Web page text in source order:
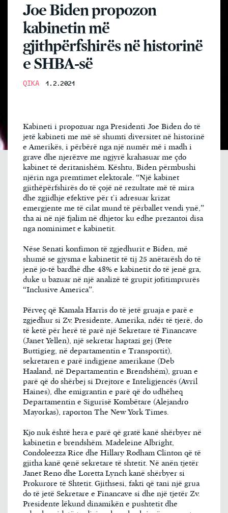
Joe Biden propozon
kabinetin më
gjithpërfshirës në historinë
e SHBA-së
QIKA 1.2.2021
Kabineti i propozuar nga Presidenti Joe Biden do të
jetë kabineti me më së shumti diversitet në historinë
e Amerikës, i përbërë nga një numër më i madh i
grave dhe njerëzve me ngjyrë krahasuar me çdo
kabinet të deritanishëm. Kështu, Biden përmbushi
njërin nga premtimet elektorale. “Një kabinet
gjithëpërfshirës do të çojë në rezultate më të mira
dhe zgjidhje efektive për t`i adresuar krizat
emergjente me të cilat mund të përballet vendi ynë,”
tha ai në një fjalim në dhjetor ku edhe prezantoi disa
nga nominimet e kabinetit.
Nëse Senati konfimon të zgjedhurit e Biden, më
shumë se gjysma e kabinetit të tij 25 anëtarësh do të
jenë jo-të bardhë dhe 48% e kabinetit do të jenë gra,
duke u bazuar në një analizë të grupit jofitimprurës
“Inclusive America”.
Përveç që Kamala Harris do të jetë gruaja e parë e
zgjedhur si Zv. Presidente, Amerika, ndër të tjerë, do
të ketë për herë të parë një Sekretare të Financave
(Janet Yellen), një sekretar haptazi gej (Pete
Buttigieg, në departamentin e Transportit),
sekretaren e parë indigjene amerikane (Deb
Haaland, në Departamentin e Brendshëm), gruan e
parë që do shërbej si Drejtore e Inteligjencës (Avril
Haines), dhe emigrantin e parë që do udhëheq
Departamentin e Sigurisë Kombëtare (Alejandro
Mayorkas), raporton The New York Times.
Kjo nuk është hera e parë që gratë kanë shërbyer në
kabinetin e brendshëm. Madeleine Albright,
Condoleezza Rice dhe Hillary Rodham Clinton që të
gjitha kanë qenë sekretare të shtetit. Në anën tjetër
Janet Reno dhe Loretta Lynch kanë shërbyer si
Prokurore të Shtetit. Gjithsesi, fakti që tani një grua
do të jetë Sekretare e Financave si dhe një tjetër Zv.
Presidente lëkund dinamikën e pushtetit dhe